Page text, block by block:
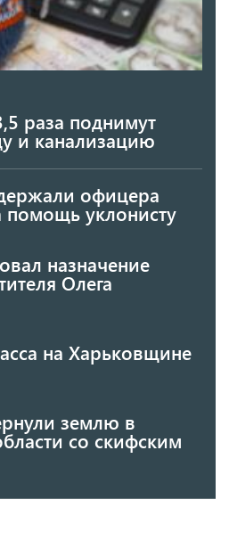
раза поднимут
и канализацию
офицера
помощь уклонисту
назначение
Олега
на Харьковщине
землю в
со скифским